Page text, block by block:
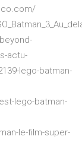
actu-
lego-batman-
lego-batman-
le-film-super-